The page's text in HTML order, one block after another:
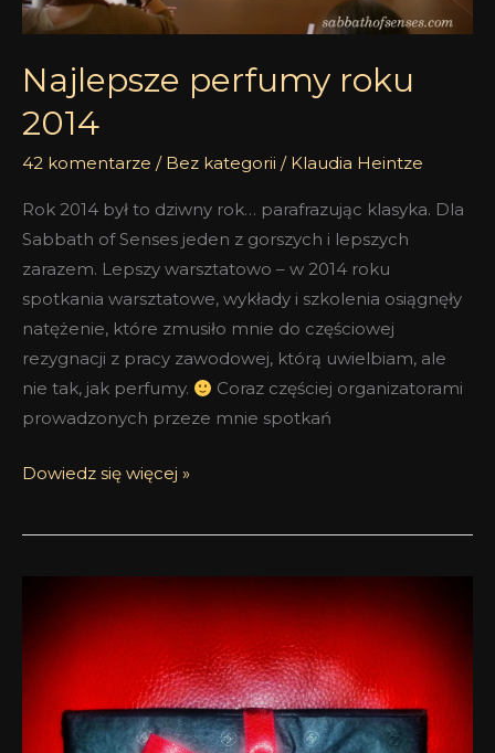
Najlepsze perfumy roku
2014
42 komentarze / Bez kategorii / Klaudia Heintze
Rok 2014 był to dziwny rok… parafrazując klasyka. Dla
Sabbath of Senses jeden z gorszych i lepszych
zarazem. Lepszy warsztatowo – w 2014 roku
spotkania warsztatowe, wykłady i szkolenia osiągnęły
natężenie, które zmusiło mnie do częściowej
rezygnacji z pracy zawodowej, którą uwielbiam, ale
nie tak, jak perfumy.
Coraz częściej organizatorami
prowadzonych przeze mnie spotkań
Dowiedz się więcej »
marzenia
czyli
zawartość
tajemniczej
paczuszki